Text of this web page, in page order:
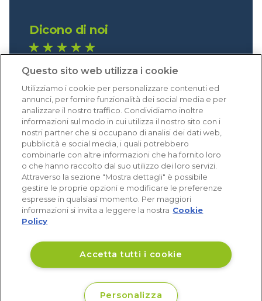
Dicono di noi
Eccellente (4,8)
Acquisti verificati
Questo sito web utilizza i cookie
Utilizziamo i cookie per personalizzare contenuti ed
annunci, per fornire funzionalità dei social media e per
analizzare il nostro traffico. Condividiamo inoltre
informazioni sul modo in cui utilizza il nostro sito con i
nostri partner che si occupano di analisi dei dati web,
pubblicità e social media, i quali potrebbero
combinarle con altre informazioni che ha fornito loro
o che hanno raccolto dal suo utilizzo dei loro servizi.
Attraverso la sezione "Mostra dettagli" è possibile
gestire le proprie opzioni e modificare le preferenze
espresse in qualsiasi momento. Per maggiori
informazioni si invita a leggere la nostra Cookie
Policy
Accetta tutti i cookie
Personalizza